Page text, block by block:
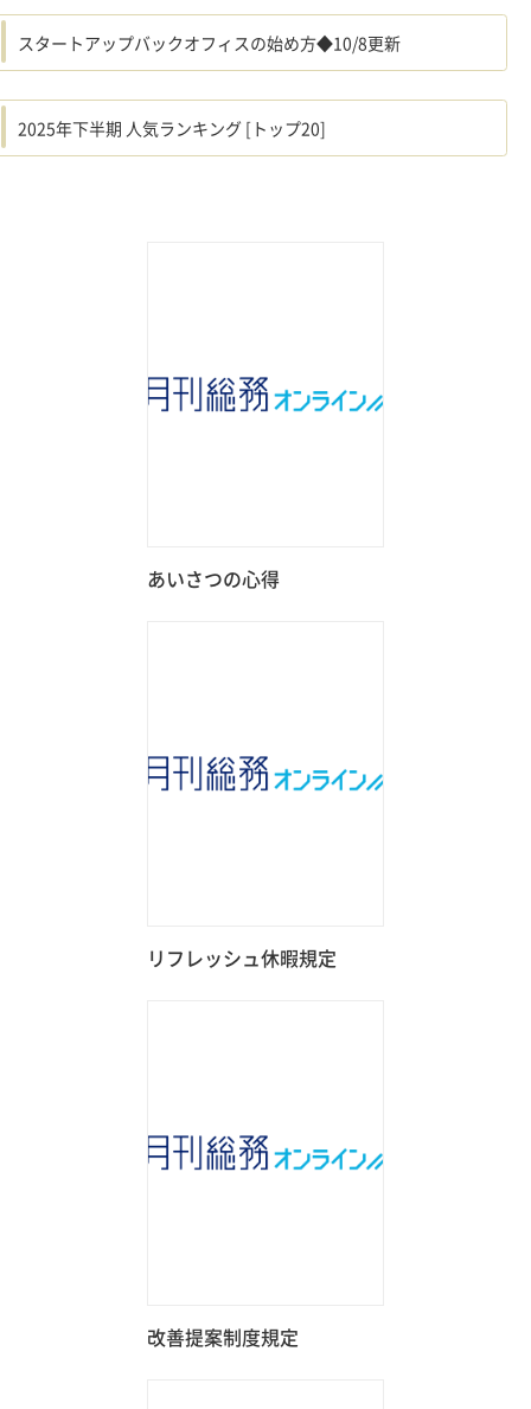
あいさつの心得
リフレッシュ休暇規定
改善提案制度規定
スタートアップバックオフィスの始め方◆10/8更新
2025年下半期 人気ランキング [トップ20]